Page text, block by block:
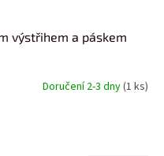
výstřihem a páskem
Doručení 2-3 dny(1 ks)